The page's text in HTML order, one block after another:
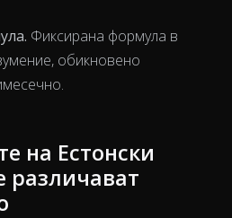
Фиксирана формула в
обикновено
на Естонски
различават